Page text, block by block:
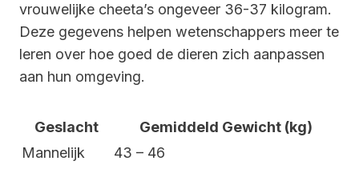
vrouwelijke cheeta’s ongeveer 36-37 kilogram.
Deze gegevens helpen wetenschappers meer te
leren over hoe goed de dieren zich aanpassen
aan hun omgeving.
Geslacht
Gemiddeld Gewicht (kg)
Mannelijk
43 – 46